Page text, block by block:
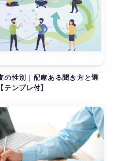
の性別｜配慮ある聞き方と選
ンプレ付】